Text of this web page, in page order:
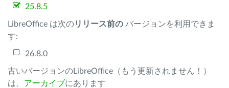
25.8.5
LibreOffice は次のリリース前の バージョンを利用できま
す:
26.8.0
古いバージョンのLibreOffice（もう更新されません！）
は、 アーカイブにあります